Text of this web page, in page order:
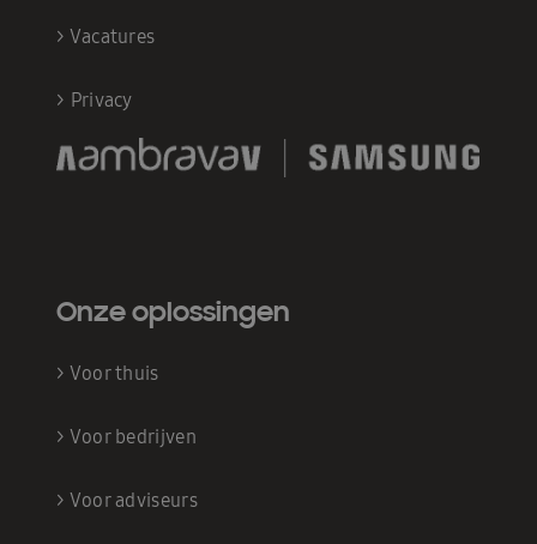
> Vacatures
> Privacy
Onze oplossingen
> Voor thuis
> Voor bedrijven
> Voor adviseurs